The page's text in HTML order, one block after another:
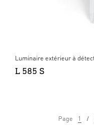
Luminaire extérieur à
L 585 S
Page 1